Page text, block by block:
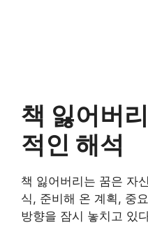
책 잃어버
적인 해석
책 잃어버리는 꿈은 자
식, 준비해 온 계획, 중
방향을 잠시 놓치고 있